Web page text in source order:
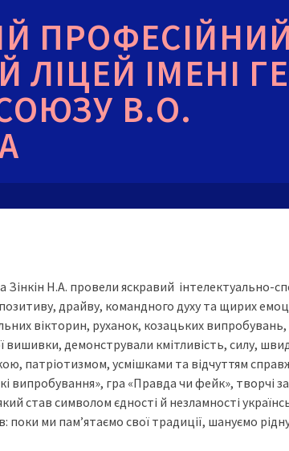
ЛІЦЕЙ ІМЕНІ
В.О.
Н.А. провели яскравий інтелектуально-
драйву, командного духу та щирих
вікторин, руханок, козацьких
демонстрували кмітливість, силу,
патріотизмом, усмішками та відчуттям
випробування», гра «Правда чи фейк», творчі
став символом єдності й незламності
поки ми пам’ятаємо свої традиції, шануємо